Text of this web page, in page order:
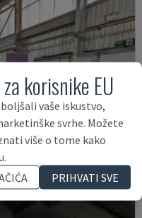
korisnike EU
vaše iskustvo,
svrhe. Možete
više o tome kako
PRIHVATI SVE